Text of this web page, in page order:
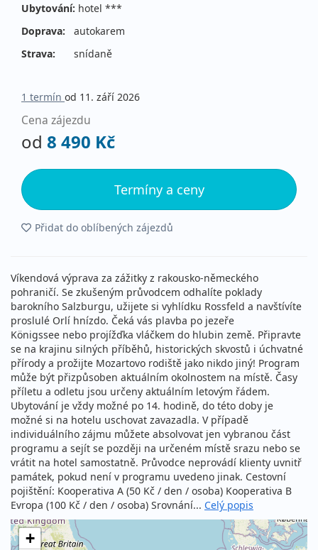
Ubytování: hotel ***
Doprava:
autokarem
Strava:
snídaně
1 termín od 11. září 2026
Cena zájezdu
od 8 490 Kč
Termíny a ceny
Přidat do oblíbených zájezdů
Víkendová výprava za zážitky z rakousko-německého
pohraničí. Se zkušeným průvodcem odhalíte poklady
barokního Salzburgu, užijete si vyhlídku Rossfeld a navštívíte
proslulé Orlí hnízdo. Čeká vás plavba po jezeře
Königssee nebo projížďka vláčkem do hlubin země. Připravte
se na krajinu silných příběhů, historických skvostů i úchvatné
přírody a prožijte Mozartovo rodiště jako nikdo jiný! Program
může být přizpůsoben aktuálním okolnostem na místě. Časy
příletu a odletu jsou určeny aktuálním letovým řádem.
Ubytování je vždy možné po 14. hodině, do této doby je
možné si na hotelu uschovat zavazadla. V případě
individuálního zájmu můžete absolvovat jen vybranou část
programu a sejít se později na určeném místě srazu nebo se
vrátit na hotel samostatně. Průvodce neprovádí klienty uvnitř
památek, pokud není v programu uvedeno jinak. Cestovní
pojištění: Kooperativa A (50 Kč / den / osoba) Kooperativa B
Evropa (100 Kč / den / osoba) Srovnání... Celý popis
+